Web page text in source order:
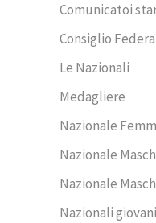
Comunicatoi
Consiglio
Le Nazionali
Medagliere
Nazionale
Nazionale
Nazionale
Nazionali